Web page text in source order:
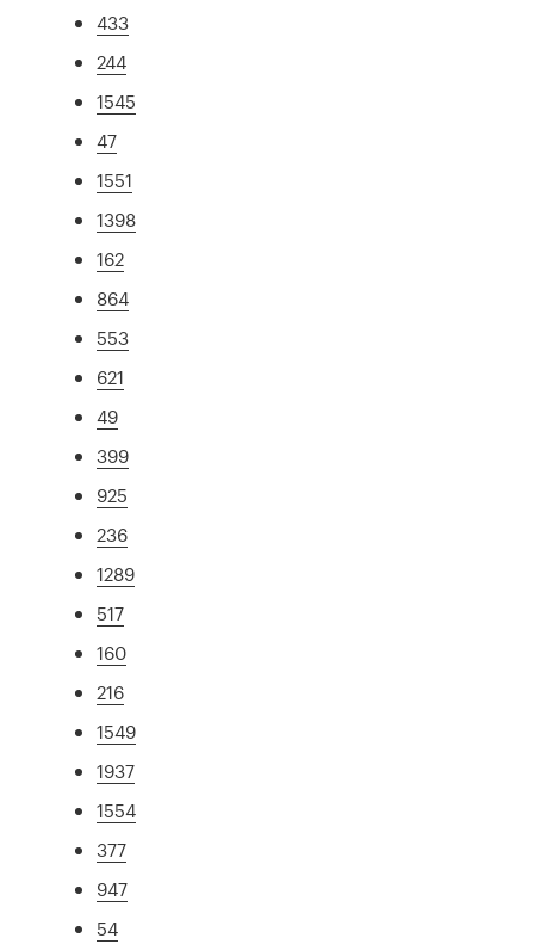
433
244
1545
47
1551
1398
162
864
553
621
49
399
925
236
1289
517
160
216
1549
1937
1554
377
947
54